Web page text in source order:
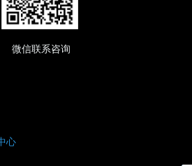
信联系咨询
心